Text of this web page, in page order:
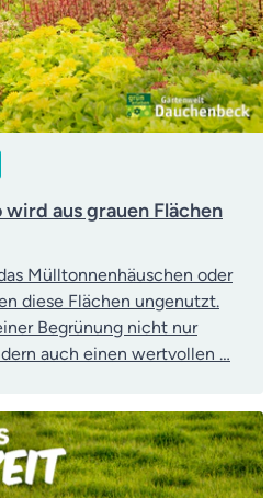
aus grauen Flächen
Mülltonnenhäuschen oder
diese Flächen ungenutzt.
Begrünung nicht nur
auch einen wertvollen …